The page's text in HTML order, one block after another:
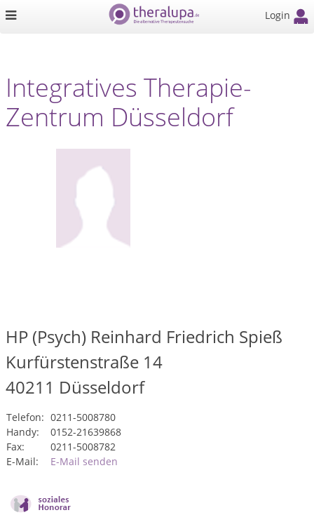
Login
Integratives Therapie-
Zentrum Düsseldorf
HP (Psych) Reinhard Friedrich Spieß
Kurfürstenstraße 14
40211 Düsseldorf
Telefon: 0211-5008780
Handy:
0152-21639868
Fax:
0211-5008782
E-Mail:
E-Mail senden